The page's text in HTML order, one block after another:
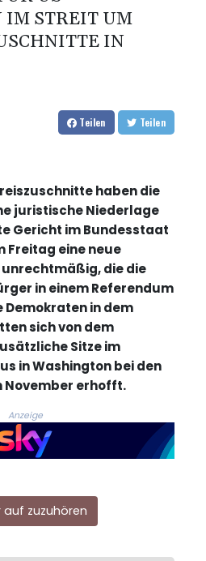
IM STREIT UM
IN
Teilen Teilen
haben die
juristische Niederlage
Gericht im Bundesstaat
Freitag eine neue
die die
in einem Referendum
in dem
sich von dem
Sitze im
in Washington bei den
November erhofft.
Anzeige
auf zuzuhören